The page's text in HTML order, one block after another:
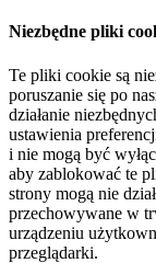
Niezbędne pliki
Te pliki cookie są
poruszanie się po
działanie
ustawienia
i nie mogą być
aby zablokować te
strony mogą nie
przechowywane w
urządzeniu
przeglądarki.